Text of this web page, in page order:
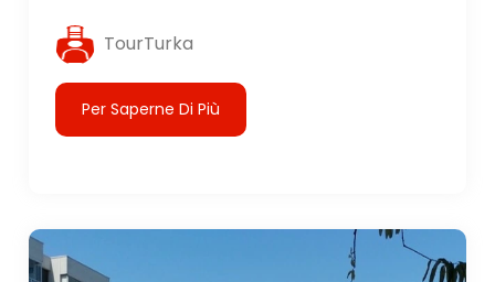
TourTurka
Per Saperne Di Più